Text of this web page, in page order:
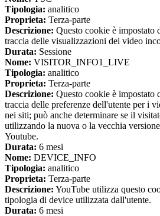
Tipologia: analitico
Proprieta: Terza-parte
Descrizione: Questo cookie è impostato
traccia delle visualizzazioni dei video
Durata: Sessione
Nome: VISITOR_INFO1_LIVE
Tipologia: analitico
Proprieta: Terza-parte
Descrizione: Questo cookie è impostato
traccia delle preferenze dell'utente per i
nei siti; può anche determinare se il
utilizzando la nuova o la vecchia
Youtube.
Durata: 6 mesi
Nome: DEVICE_INFO
Tipologia: analitico
Proprieta: Terza-parte
Descrizione: YouTube utilizza questo
tipologia di device utilizzata dall'utente.
Durata: 6 mesi